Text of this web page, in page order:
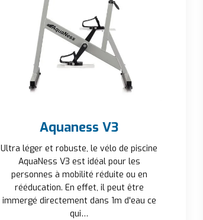
Aquaness V3
Ultra léger et robuste, le vélo de piscine
AquaNess V3 est idéal pour les
personnes à mobilité réduite ou en
rééducation. En effet, il peut être
immergé directement dans 1m d'eau ce
qui…